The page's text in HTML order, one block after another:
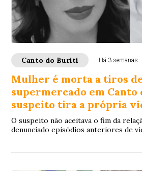
Canto do Buriti Há 3 semanas
Mulher é morta a tiros
supermercado em
suspeito tira a própria
O suspeito não aceitava o fim da
denunciado episódios anteriores de